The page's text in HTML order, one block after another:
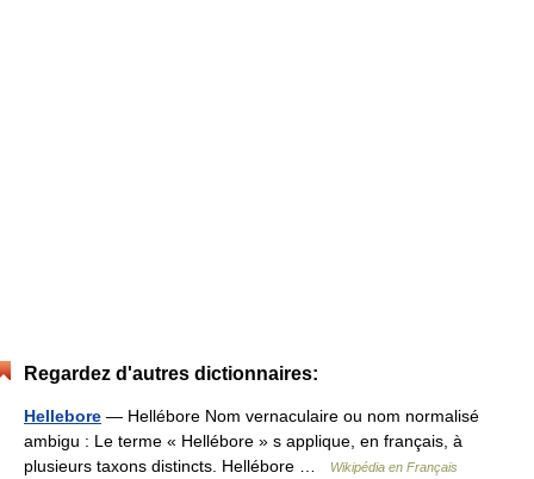
Regardez d'autres dictionnaires:
Hellebore — Hellébore Nom vernaculaire ou nom normalisé
ambigu : Le terme « Hellébore » s applique, en français, à
plusieurs taxons distincts. Hellébore …
Wikipédia en Français